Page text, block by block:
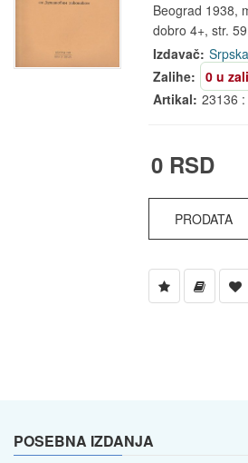
Beograd 1938,
dobro 4+, str.
Izdavač:
Zalihe:
0 u
Artikal: 23136
0 RSD
PRODATA
POSEBNA IZDANJA